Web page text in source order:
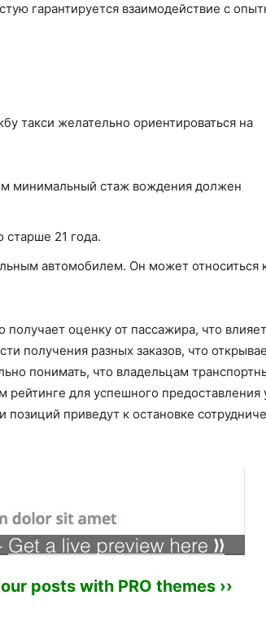
гарантируется взаимодействие с
такси желательно ориентироваться на
минимальный стаж вождения должен
старше 21 года.
автомобилем. Он может относиться
оценку от пассажира, что
получения разных заказов, что
понимать, что владельцам
рейтинге для успешного предоставления
приведут к остановке
posts with PRO themes ››